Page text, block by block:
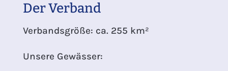
Der Verband
Verbandsgröße: ca. 255 km²
Unsere Gewässer: